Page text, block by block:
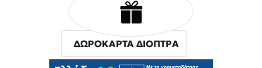
ΔΩΡΟΚΑΡΤΑ ΔΙΟΠΤΡΑ